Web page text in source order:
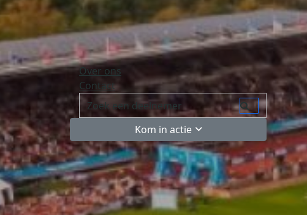
Over ons
Contact
Kom in actie